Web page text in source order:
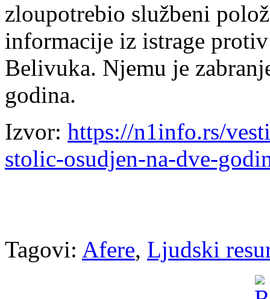
zloupotrebio službeni
informacije iz istrage
Belivuka. Njemu je
godina.
Izvor: https://n1info.rs/
stolic-osudjen-na-dve-
Tagovi: Afere, Ljudski